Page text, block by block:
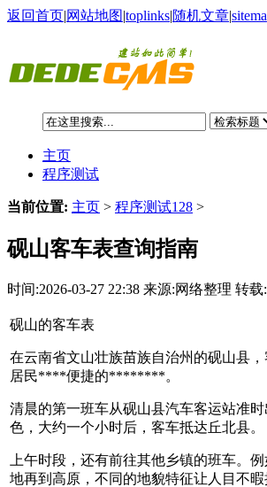
返回首页|网站地图|toplinks|随机文章|
主页
程序测试
当前位置: 主页 > 程序测试128 >
砚山客车表查询指南
时间:2026-03-27 22:38 来源:网络整理 转载:
砚山的客车表
在云南省文山壮族苗族自治州的砚山县
居民****便捷的********。
清晨的第一班车从砚山县汽车客运站准
色，大约一个小时后，客车抵达丘北县。
上午时段，还有前往其他乡镇的班车。
地再到高原，不同的地貌特征让人目不暇